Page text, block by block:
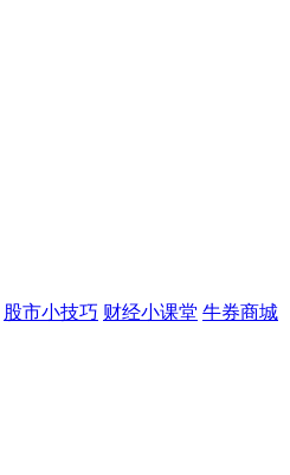
股市小技巧 财经小课堂 牛券商城